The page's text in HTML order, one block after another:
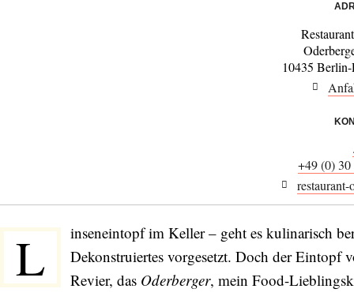
10435
+49 (0)
restaurant-
L
inseneintopf im Keller – geht es kulinarisch
Dekonstruiertes vorgesetzt. Doch der Eintopf
Revier, das Oderberger, mein Food-